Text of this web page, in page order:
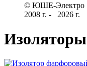
© ЮШЕ-Эл­ектро ­
2008 г­. - ­ ­­­­­
2026 г.
Изоляторы